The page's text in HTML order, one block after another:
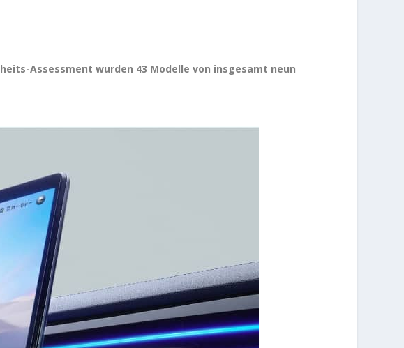
Assessment wurden 43 Modelle von insgesamt neun